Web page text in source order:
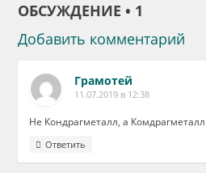
ОБСУЖДЕНИЕ • 1
Добавить комментарий
Грамотей
11.07.2019 в 12:38
Не Кондрагметалл, а Комдрагметалл
Ответить